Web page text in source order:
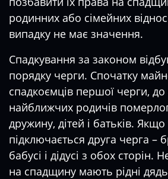
родинних або сімейних
випадку не має значення.
Спадкування за законом
порядку черги. Спочатку
спадкоємців першої черги, до
найближчих родичів
дружину, дітей і батьків.
підключається друга черга –
бабусі і дідусі з обох сторін.
на спадщину мають рідні